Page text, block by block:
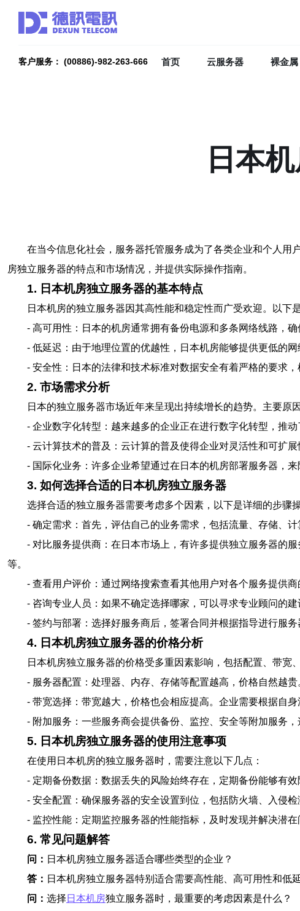
客户服务： (00886)-982-263-666 首页 云服务器 裸金属
日本
在当今信息化社会，服务器托管服务成为了各类企业和个人
房独立服务器的特点和市场情况，并提供实际操作指南。
1. 日本机房独立服务器的基本特点
日本机房的独立服务器因其高性能和稳定性而广受欢迎。以下
- 高可用性：日本的机房通常拥有备份电源和多条网络线路，
- 低延迟：由于地理位置的优越性，日本机房能够提供更低的
- 安全性：日本的法律和技术标准对数据安全有着严格的要求
2. 市场需求分析
日本的独立服务器市场近年来呈现出持续增长的趋势。主要原
- 企业数字化转型：越来越多的企业正在进行数字化转型，推动
- 云计算技术的普及：云计算的普及使得企业对灵活性和可扩
- 国际化业务：许多企业希望通过在日本的机房部署服务器，
3. 如何选择合适的日本机房独立服务器
选择合适的独立服务器需要考虑多个因素，以下是详细的步骤
- 确定需求：首先，评估自己的业务需求，包括流量、存储、计
- 对比服务提供商：在日本市场上，有许多提供独立服务器的
等。
- 查看用户评价：通过网络搜索查看其他用户对各个服务提供商
- 咨询专业人员：如果不确定选择哪家，可以寻求专业顾问的
- 签约与部署：选择好服务商后，签署合同并根据指导进行服务
4. 日本机房独立服务器的价格分析
日本机房独立服务器的价格受多重因素影响，包括配置、带宽
- 服务器配置：处理器、内存、存储等配置越高，价格自然越贵
- 带宽选择：带宽越大，价格也会相应提高。企业需要根据自身
- 附加服务：一些服务商会提供备份、监控、安全等附加服务，
5. 日本机房独立服务器的使用注意事项
在使用日本机房的独立服务器时，需要注意以下几点：
- 定期备份数据：数据丢失的风险始终存在，定期备份能够有效
- 安全配置：确保服务器的安全设置到位，包括防火墙、入侵检
- 监控性能：定期监控服务器的性能指标，及时发现并解决潜在
6. 常见问题解答
问： 日本机房独立服务器适合哪些类型的企业？
答： 日本机房独立服务器特别适合需要高性能、高可用性和低
问： 选择 日本机房独立服务器时，最重要的考虑因素是什么？